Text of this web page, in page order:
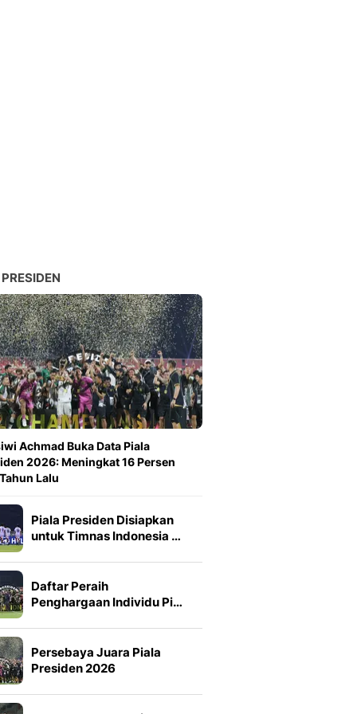
Achmad Buka Data Piala
2026: Meningkat 16 Persen
Lalu
Piala Presiden Disiapkan
untuk Timnas Indonesia …
Daftar Peraih
Penghargaan Individu Pi…
Persebaya Juara Piala
Presiden 2026